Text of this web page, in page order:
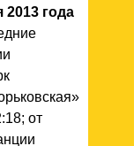
2013 года
от